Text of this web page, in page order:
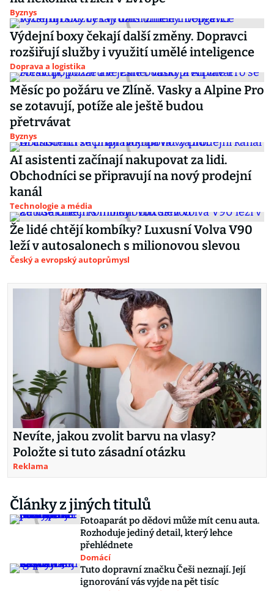
Byznys
Výdejní boxy čekají další změny. Dopravci
rozšiřují služby i využití umělé inteligence
Doprava a logistika
Měsíc po požáru ve Zlíně. Vasky a Alpine Pro
se zotavují, potíže ale ještě budou
přetrvávat
Byznys
AI asistenti začínají nakupovat za lidi.
Obchodníci se připravují na nový prodejní
kanál
Technologie a média
Že lidé chtějí kombíky? Luxusní Volva V90
leží v autosalonech s milionovou slevou
Český a evropský autoprůmysl
Nevíte, jakou zvolit barvu na vlasy?
Položte si tuto zásadní otázku
Reklama
Články z jiných titulů
Fotoaparát po dědovi může mít cenu auta.
Rozhoduje jediný detail, který lehce
přehlédnete
Domácí
Tuto dopravní značku Češi neznají. Její
ignorování vás vyjde na pět tisíc